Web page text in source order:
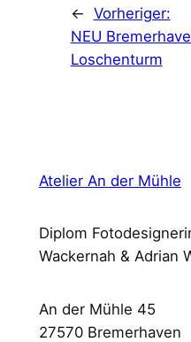
← Vorheriger:
NEU
Loschenturm
Atelier An der Mühle
Diplom
Wackernah & Adrian
An der Mühle 45
27570 Bremerhaven